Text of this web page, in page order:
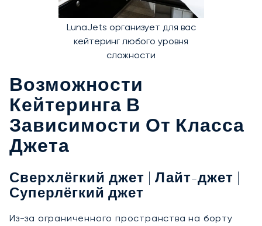
LunaJets организует для вас
кейтеринг любого уровня
сложности
Возможности
Кейтеринга В
Зависимости От Класса
Джета
Сверхлёгкий джет | Лайт-джет |
Суперлёгкий джет
Из-за ограниченного пространства на борту